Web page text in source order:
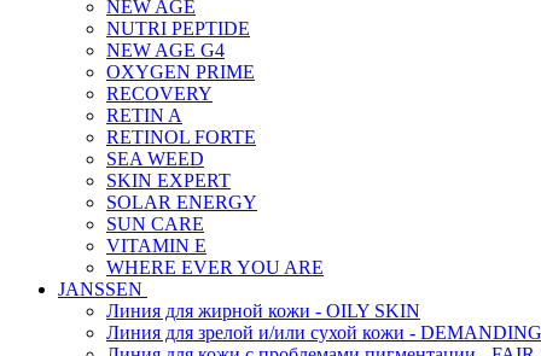
NEW AGE
NUTRI PEPTIDE
NEW AGE G4
OXYGEN PRIME
RECOVERY
RETIN A
RETINOL FORTE
SEA WEED
SKIN EXPERT
SOLAR ENERGY
SUN CARE
VITAMIN E
WHERE EVER YOU ARE
JANSSEN
Линия для жирной кожи - OILY SKIN
Линия для зрелой и/или сухой кожи -